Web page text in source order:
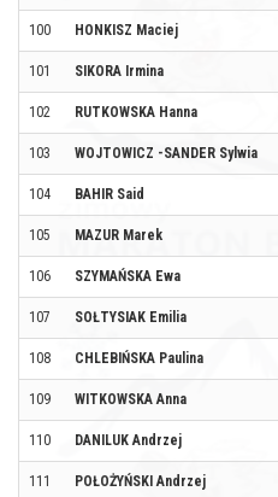
100 HONKISZ Maciej
101 SIKORA Irmina
102 RUTKOWSKA Hanna
103 WOJTOWICZ -SANDER Sylwia
104 BAHIR Said
105 MAZUR Marek
106 SZYMAŃSKA Ewa
107 SOŁTYSIAK Emilia
108 CHLEBIŃSKA Paulina
109 WITKOWSKA Anna
110 DANILUK Andrzej
111 POŁOŻYŃSKI Andrzej